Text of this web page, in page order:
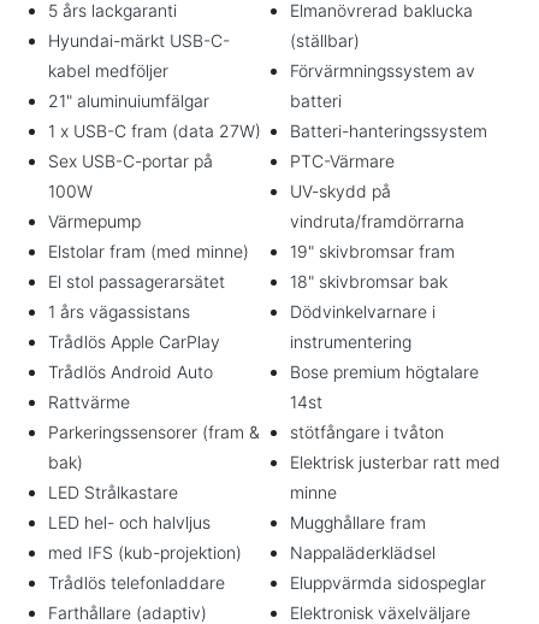
5 års lackgaranti
Hyundai-märkt USB-C-
kabel medföljer
21" aluminuiumfälgar
1 x USB-C fram (data 27W)
Sex USB-C-portar på
100W
Värmepump
Elstolar fram (med minne)
El stol passagerarsätet
1 års vägassistans
Trådlös Apple CarPlay
Trådlös Android Auto
Rattvärme
Parkeringssensorer (fram &
bak)
LED Strålkastare
LED hel- och halvljus
med IFS (kub-projektion)
Trådlös telefonladdare
Farthållare (adaptiv)
Elmanövrerad baklucka
(ställbar)
Förvärmningssystem av
batteri
Batteri-hanteringssystem
PTC-Värmare
UV-skydd på
vindruta/framdörrarna
19" skivbromsar fram
18" skivbromsar bak
Dödvinkelvarnare i
instrumentering
Bose premium högtalare
14st
stötfångare i tvåton
Elektrisk justerbar ratt med
minne
Mugghållare fram
Nappaläderklädsel
Eluppvärmda sidospeglar
Elektronisk växelväljare